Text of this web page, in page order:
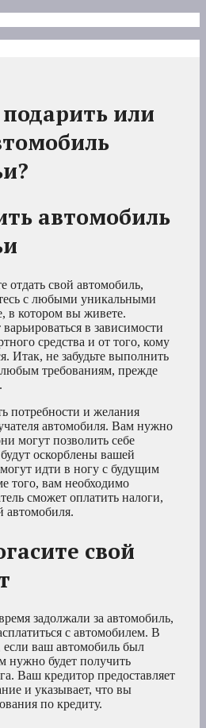
или
автомобиль
свой автомобиль,
с любыми уникальными
в котором вы живете.
в зависимости
средства и от того, кому
Итак, не забудьте выполнить
требованиям, прежде
потребности и желания
автомобиля. Вам нужно
могут позволить себе
оскорблены вашей
идти в ногу с будущим
того, вам необходимо
сможет оплатить налоги,
автомобиля.
свой
задолжали за автомобиль,
с автомобилем. В
если ваш автомобиль был
нужно будет получить
Ваш кредитор предоставляет
и указывает, что вы
по кредиту.